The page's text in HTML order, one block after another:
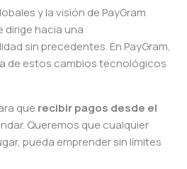
y la visión de PayGram
dirige hacia una
sin precedentes. En PayGram,
de estos cambios tecnológicos
que recibir pagos desde el
Queremos que cualquier
pueda emprender sin límites